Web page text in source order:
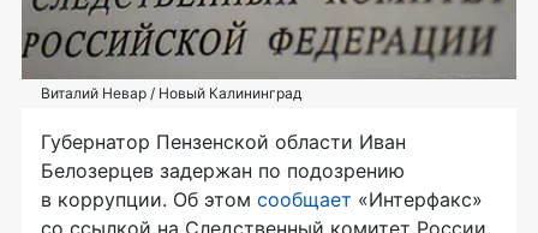
Виталий Невар / Новый Калининград
Губернатор Пензенской области Иван
Белозерцев задержан по подозрению
в коррупции. Об этом сообщает «Интерфакс»